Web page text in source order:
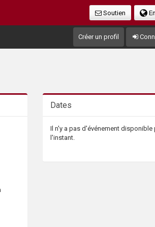
Soutien
Créer un profil
Dates
Il n'y a pas d'événement disponible
l'instant.